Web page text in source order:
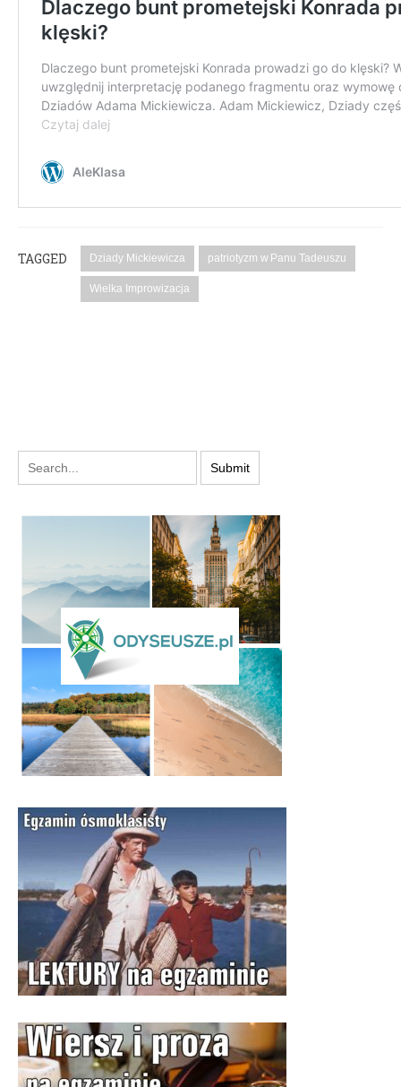
TAGGED Dziady Mickiewicza patriotyzm w Panu Tadeuszu
Wielka Improwizacja